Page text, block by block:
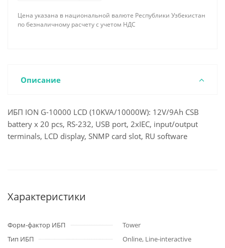
Цена указана в национальной валюте Республики Узбекистан
по безналичному расчету с учетом НДС
Описание
ИБП ION G-10000 LCD (10KVA/10000W): 12V/9Ah CSB
battery x 20 pcs, RS-232, USB port, 2xIEC, input/output
terminals, LCD display, SNMP card slot, RU software
Характеристики
Форм-фактор ИБП
Tower
Тип ИБП
Online, Line-interactive